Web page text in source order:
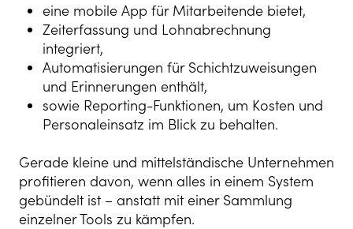
eine mobile App für Mitarbeitende bietet,
Zeiterfassung und Lohnabrechnung
integriert,
Automatisierungen für Schichtzuweisungen
und Erinnerungen enthält,
sowie Reporting-Funktionen, um Kosten und
Personaleinsatz im Blick zu behalten.
Gerade kleine und mittelständische Unternehmen
profitieren davon, wenn alles in einem System
gebündelt ist – anstatt mit einer Sammlung
einzelner Tools zu kämpfen.